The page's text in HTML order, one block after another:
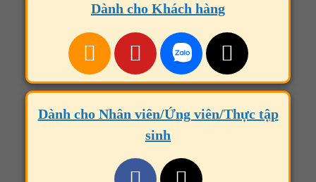
Dành cho Khách hàng
Dành cho Nhân viên/Ứng viên/Thực tập
sinh